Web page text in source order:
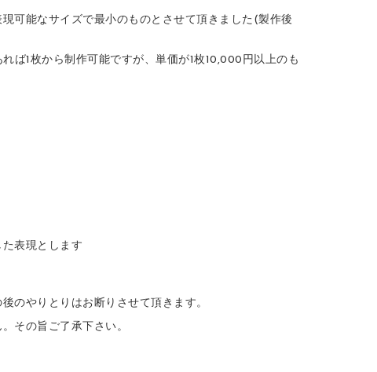
可能なサイズで最小のものとさせて頂きました(製作後
ば1枚から制作可能ですが、単価が1枚10,000円以上のも
表現とします
のやりとりはお断りさせて頂きます。
その旨ご了承下さい。